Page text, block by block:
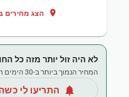
location_on הצג מחירים
לא היה זול יותר מזה כל
המחיר הנמוך ביותר ב-30 הימים האחרונים היה ‏12.95 ‏₪.
notifications התריעו לי